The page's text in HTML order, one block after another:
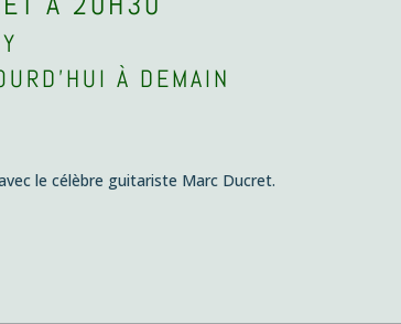
À DEMAIN
le célèbre guitariste Marc Ducret.